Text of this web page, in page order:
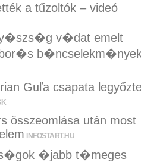
a tűzoltók – videó
v�dat emelt
Guľa csapata
összeomlása után most
INFOSTART.HU
�jabb t�meges